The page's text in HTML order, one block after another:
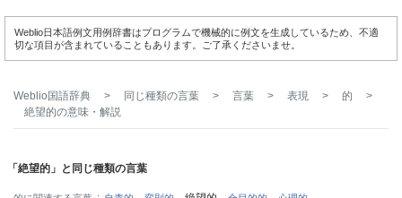
Weblio日本語例文用例辞書はプログラムで機械的に例文を生成しているため、不適
切な項目が含まれていることもあります。ご了承くださいませ。
Weblio国語辞典 > 同じ種類の言葉 > 言葉 > 表現 > 的
>
絶望的の意味・解説
「絶望的」と同じ種類の言葉